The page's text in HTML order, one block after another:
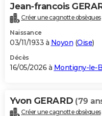
Jean-francois
Créer une cagnotte obsèques
Naissance
03/11/1933 à Noyon (Oise)
Décès
16/05/2026 à Montigny-le-
Yvon GERARD (79
Créer une cagnotte obsèques